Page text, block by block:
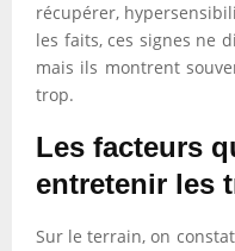
récupérer,
les faits, ces signes ne
mais ils montrent
trop.
Les facteurs
entretenir les
Sur le terrain, on